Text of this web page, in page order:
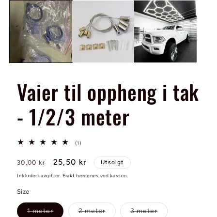
modal
Vaier til oppheng i tak
- 1/2/3 meter
(1)
omtaler
Vanlig
pris
30,00 kr Salgspris
25,50 kr Utsolgt
Inkludert avgifter. Frakt beregnes ved kassen.
Size
1 meterVarianten2 meterVarianten3 meterVarianten